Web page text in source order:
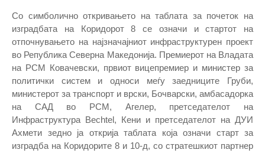
Со симболично откривањето на таблата за почеток на
изградбата на Коридорот 8 се означи и стартот на
отпочнувањето на најзначајниот инфраструктурен проект
во Република Северна Македонија. Премиерот на Владата
на РСМ Ковачевски, првиот вицепремиер и министер за
политички систем и односи меѓу заедниците Груби,
министерот за транспорт и врски, Бочварски, амбасадорка
на САД во РСМ, Агелер, претседателот на
Инфраструктура Bechtel, Кени и претседателот на ДУИ
Ахмети зедно ја открија таблата која означи старт за
изградба на Коридорите 8 и 10-д, со стратешкиот партнер